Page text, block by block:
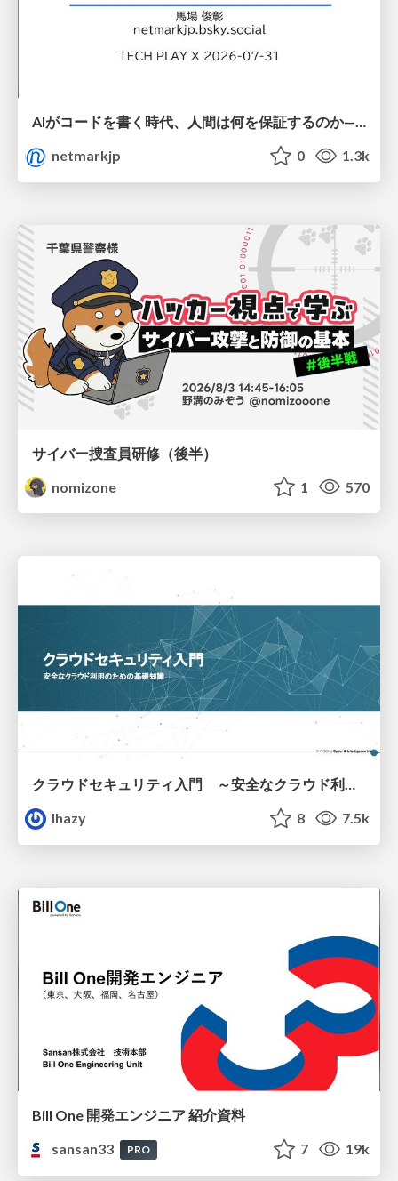
AIがコードを書く時代、人間は何を保証するのか———馬場さんと考える、開発者に求められる新しい責任と価値 - TECH PLAY
netmarkjp
0 1.3k
サイバー捜査員研修（後半）
nomizone
1 570
クラウドセキュリティ入門 ～安全なクラウド利用のための基礎知識～
lhazy
8 7.5k
Bill One 開発エンジニア 紹介資料
sansan33
PRO 7 19k